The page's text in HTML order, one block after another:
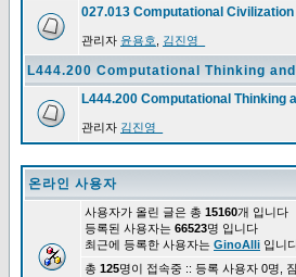
027.013 Computational Civilization
관리자 윤용호 김진영_
L444.200 Computational Thinking
L444.200 Computational Thinking
관리자 김진영_
온라인 사용자
사용자가 올린 글은 총 15160개 입니다
등록된 사용자는 66523명 입니다
최근에 등록한 사용자는 GinoAlli 입니
총 125명이 접속중 :: 등록 사용자 0명,